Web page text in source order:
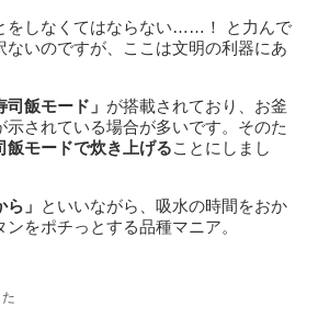
をしなくてはならない……！ と力んで
ないのですが、ここは文明の利器にあ
司飯モード」 が搭載されており、お釜
示されている場合が多いです。そのた
飯モードで炊き上げることにしまし
」 といいながら、吸水の時間をおか
をポチっとする品種マニア。